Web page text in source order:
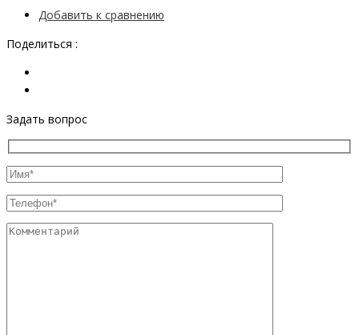
Добавить к сравнению
Поделиться :
Задать вопрос